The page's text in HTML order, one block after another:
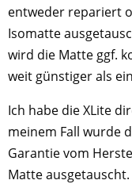
entweder repariert
Isomatte
wird die Matte ggf.
weit günstiger als
Ich habe die XLite
meinem Fall wurde
Garantie vom
Matte